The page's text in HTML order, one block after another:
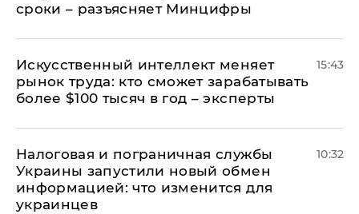
сроки – разъясняет Минцифры
Искусственный интеллект меняет
рынок труда: кто сможет зарабатывать
более $100 тысяч в год – эксперты
15:43
Налоговая и пограничная службы
Украины запустили новый обмен
информацией: что изменится для
украинцев
10:32